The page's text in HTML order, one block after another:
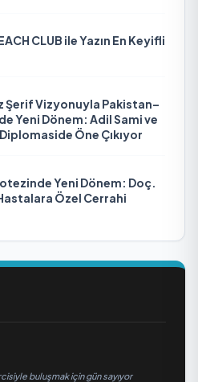
CLUB ile Yazın En Keyifli
Şerif Vizyonuyla Pakistan–
Yeni Dönem: Adil Sami ve
Öne Çıkıyor
Yeni Dönem: Doç.
Özel Cerrahi
buluşmak için gün sayıyor